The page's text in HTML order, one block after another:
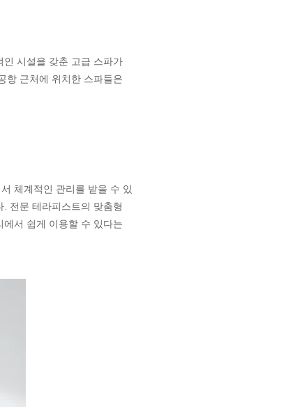
시설을 갖춘 고급 스파가
항 근처에 위치한 스파들은
체계적인 관리를 받을 수 있
전문 테라피스트의 맞춤형
서 쉽게 이용할 수 있다는